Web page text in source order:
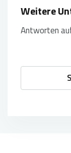
Weitere
Antworten